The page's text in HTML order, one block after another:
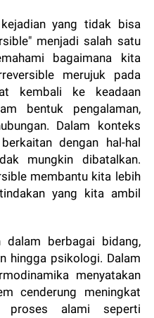
yang tidak bisa
menjadi salah satu
bagaimana kita
merujuk pada
kembali ke keadaan
bentuk pengalaman,
Dalam konteks
dengan hal-hal
mungkin dibatalkan.
membantu kita lebih
yang kita ambil
berbagai bidang,
hingga psikologi. Dalam
menyatakan
cenderung meningkat
proses alami seperti